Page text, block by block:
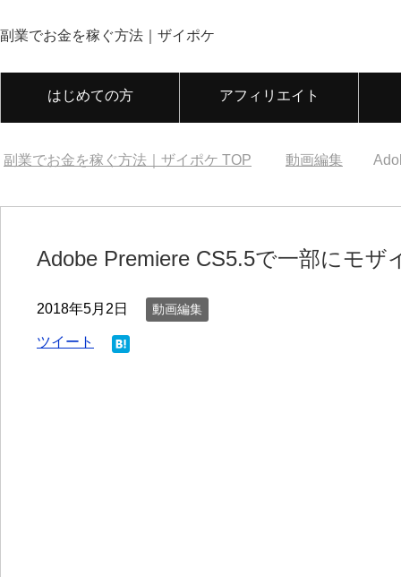
副業でお金を稼ぐ方法｜ザイポケ
はじめての方 アフィリエイト
副業でお金を稼ぐ方法｜ザイポケ TOP 動画編集
Adobe Premiere CS5.5で一部にモザ
2018年5月2日 動画編集
ツイート